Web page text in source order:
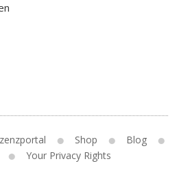
Shop
Blog
Your Privacy Rights